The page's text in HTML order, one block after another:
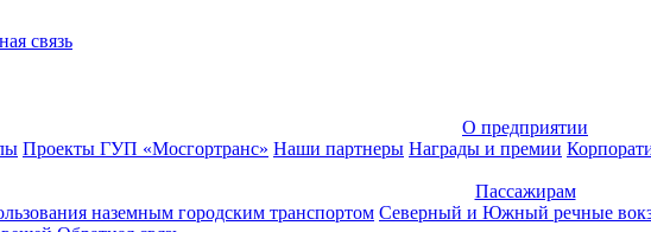
О предприятии
Проекты ГУП «Мосгортранс» Наши партнеры Награды и премии
Пассажирам
наземным городским транспортом Северный и Южный речные